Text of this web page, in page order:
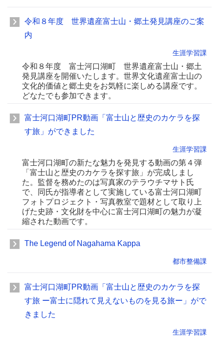
令和８年度 世界遺産富士山・郷土発見講座のご案
内
生涯学習課
令和８年度 富士河口湖町 世界遺産富士山・郷土
発見講座を開催いたします。世界文化遺産富士山の
文化的価値と郷土史をお気軽に楽しめる講座です。
どなたでも参加できます。
富士河口湖町PR動画「富士山と歴史のカケラを探
す旅」ができました
生涯学習課
富士河口湖町の新たな魅力を発見する動画の第４弾
「富士山と歴史のカケラを探す旅」が完成しまし
た。監督を務めたのは写真家のテラウチマサト氏
で、同氏が指導者として実施している富士河口湖町
フォトプロジェクト・写真教室で題材として取り上
げた史跡・文化財を中心に富士河口湖町の魅力が凝
縮された動画です。
The Legend of Nagahama Kappa
都市整備課
富士河口湖町PR動画「富士山と歴史のカケラを探
す旅 ー富士に隠れて見えないものを見る旅ー」がで
きました
生涯学習課